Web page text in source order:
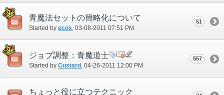
青魔法セットの簡略化について
Started by ecos‎, 03-08-2011 07:51 PM
51
ジョブ調整：青魔道士
Started by Custard ‎, 04-26-2011 12:00 PM
557
ちょっと役に立つテクニック